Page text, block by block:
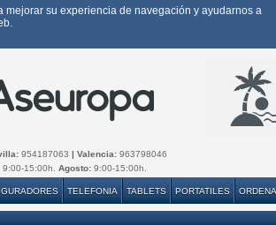
mejorar su experiencia de navegación y ayudarnos a
954187063 | Valencia: 963798046
15:00h. Agosto: 9:00-15:00h.
TELEFONIA TABLETS PORTATILES